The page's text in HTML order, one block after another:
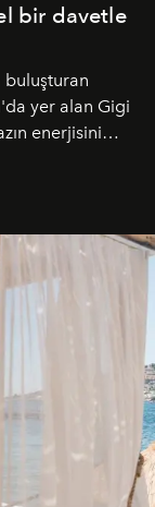
bir davetle
buluşturan
yer alan Gigi
enerjisini